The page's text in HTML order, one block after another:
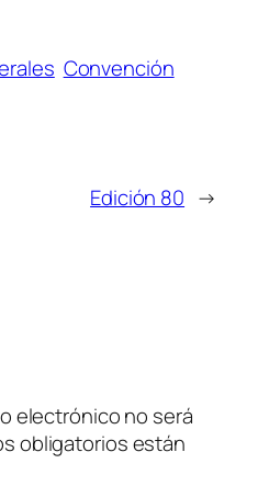
Convención
Edición 80 →
electrónico no será
obligatorios están